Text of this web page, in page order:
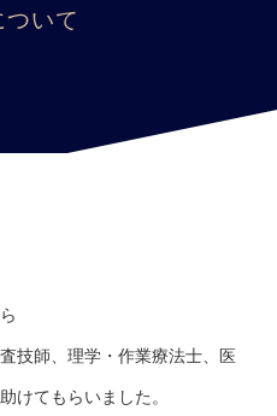
ついて
技師、理学・作業療法士、医
けてもらいました。